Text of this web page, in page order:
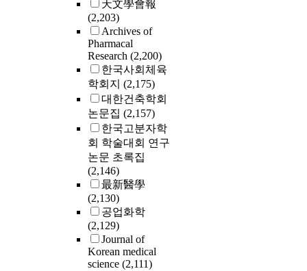
天文學會報
(2,203)
Archives of
Pharmacal
Research (2,200)
한국사회체육
학회지 (2,175)
대한건축학회
논문집 (2,157)
한국고분자학
회 학술대회 연구
논문 초록집
(2,146)
最新醫學
(2,130)
공업화학
(2,129)
Journal of
Korean medical
science (2,111)